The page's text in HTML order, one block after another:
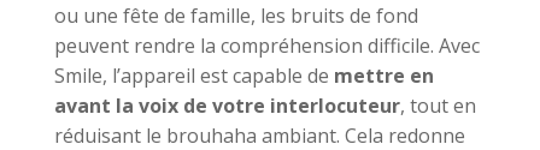
ou une fête de famille, les bruits de fond
peuvent rendre la compréhension difficile. Avec
Smile, l’appareil est capable de mettre en
avant la voix de votre interlocuteur, tout en
réduisant le brouhaha ambiant. Cela redonne